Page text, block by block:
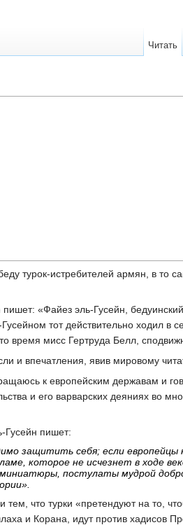
турок-истребителей армян, в то
«Файез эль-Гусейн,
тот действительно ходил в
время мисс Гертруда Белл,
впечатления, явив мировому
к европейским державам и
и его варварских деяниях во
Гусейн пишет:
защитить себя; если
которое не исчезнет в ходе
постулаты мудрой
что турки «претендуют на то,
и Корана, идут против хадисов
Читать